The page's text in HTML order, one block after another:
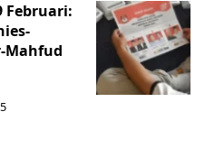
Februari:
Mahfud